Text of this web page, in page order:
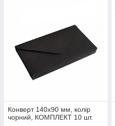
Конверт 140x90 мм, колір
чорний, КОМПЛЕКТ 10 шт.